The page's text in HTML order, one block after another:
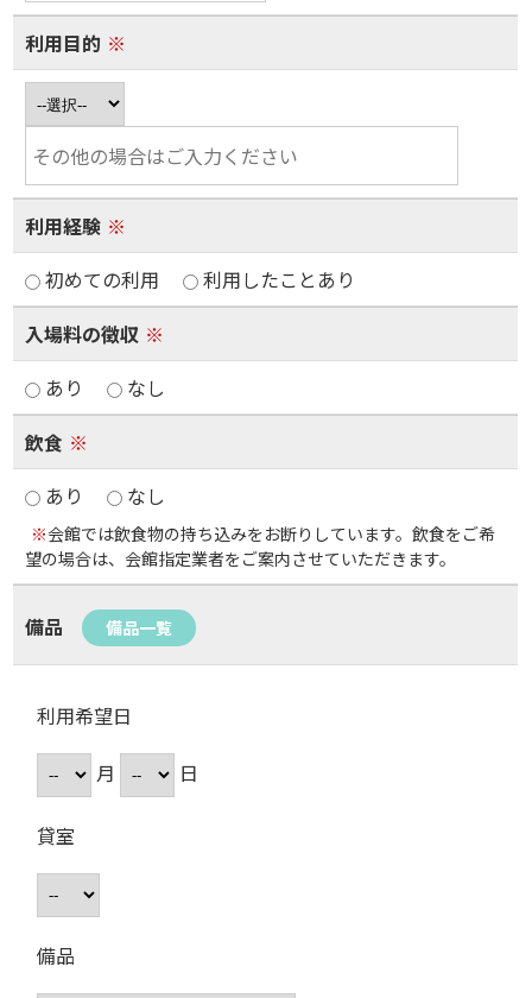
利用目的 ※
利用経験 ※
初めての利用
利用したことあり
入場料の徴収 ※
あり
なし
飲食 ※
あり
なし
※会館では飲食物の持ち込みをお断りしています。飲食をご希
望の場合は、会館指定業者をご案内させていただきます。
備品 備品一覧
利用希望日
月
日
貸室
備品